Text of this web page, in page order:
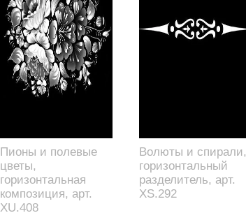
Пионы и полевые
цветы,
горизонтальная
композиция, арт.
XU.408
Волюты и спирали,
горизонтальный
разделитель, арт.
XS.292